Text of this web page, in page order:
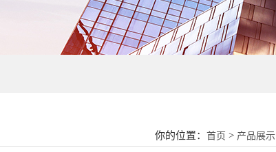
你的位置：首页 > 产品展示